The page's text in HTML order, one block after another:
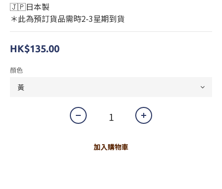
🇯🇵日本製
＊此為預訂貨品需時2-3星期到貨
HK$135.00
顏色
加入購物車